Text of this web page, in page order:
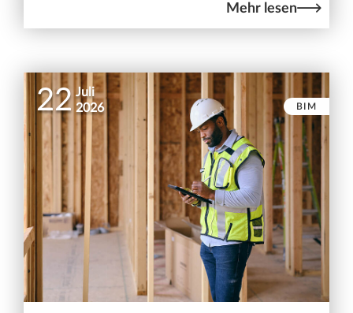
Mehr lesen
22 Juli
2026
BIM